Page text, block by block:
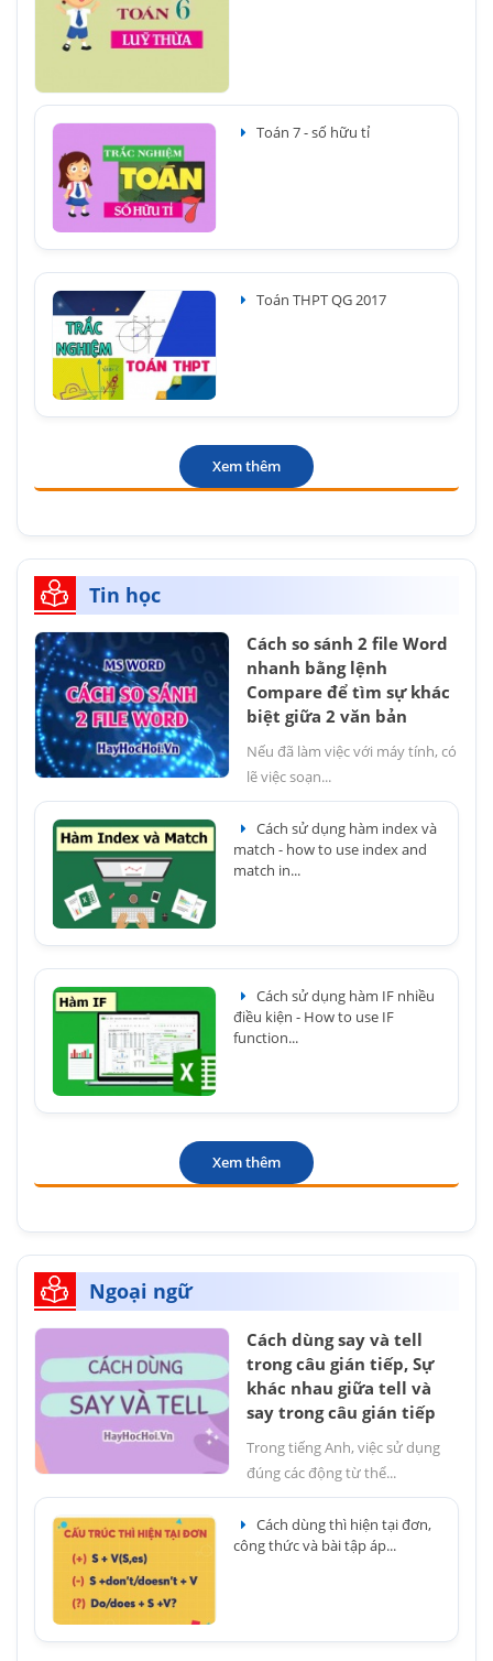
Toán 7 - số hữu tỉ
Toán THPT QG 2017
Xem thêm
Tin học
Cách so sánh 2 file Word
nhanh bằng lệnh
Compare để tìm sự khác
biệt giữa 2 văn bản
Nếu đã làm việc với máy tính, có
lẽ việc soạn...
Cách sử dụng hàm index và
match - how to use index and
match in...
Cách sử dụng hàm IF nhiều
điều kiện - How to use IF
function...
Xem thêm
Ngoại ngữ
Cách dùng say và tell
trong câu gián tiếp, Sự
khác nhau giữa tell và
say trong câu gián tiếp
Trong tiếng Anh, việc sử dụng
đúng các động từ thể...
Cách dùng thì hiện tại đơn,
công thức và bài tập áp...